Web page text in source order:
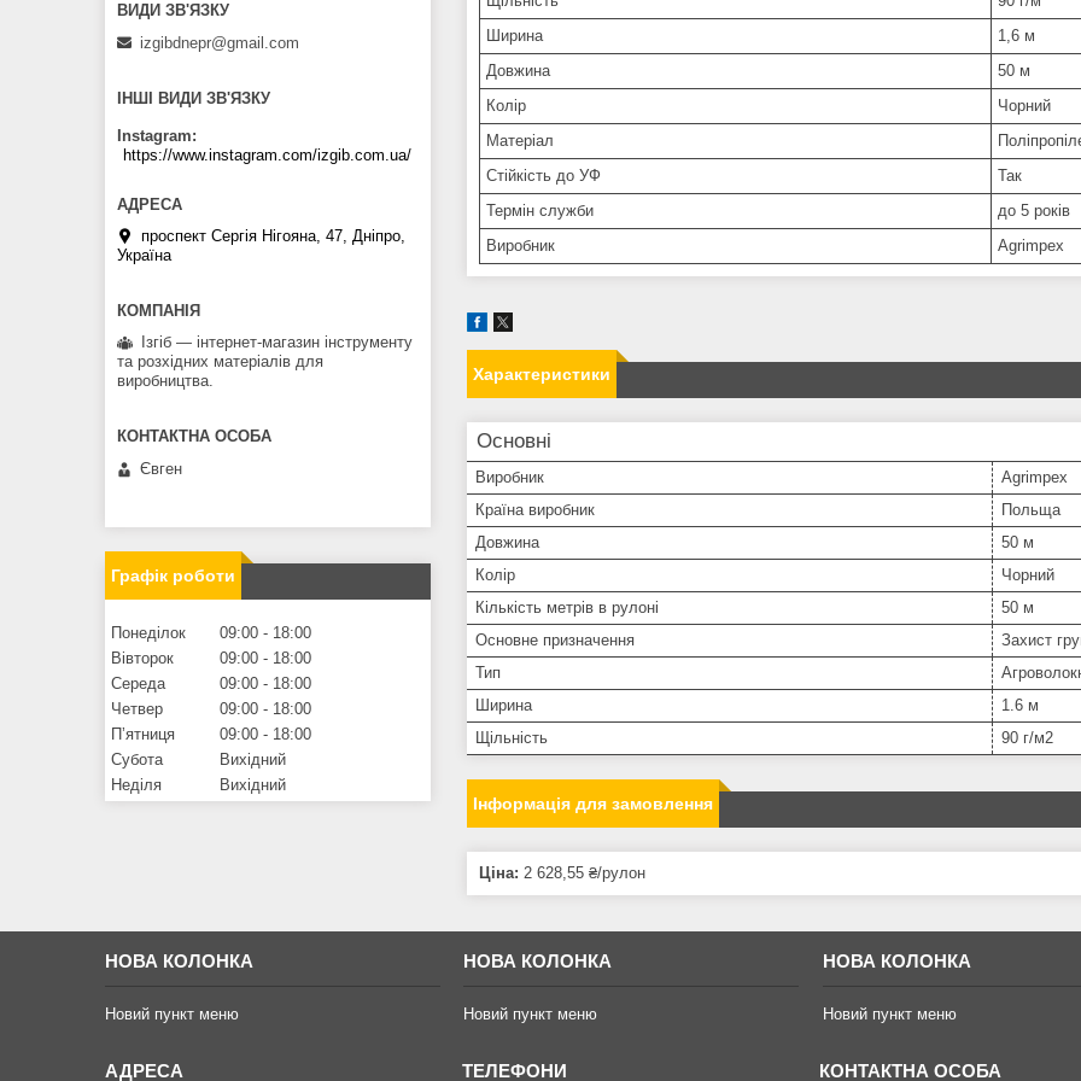
Ширина
1,6 м
Довжина
50 м
Колір
Чорний
Матеріал
Стійкість до УФ
Так
Термін служби
до 5 років
Виробник
Agrimpex
Характеристики
Основні
Виробник
Agrimpex
Країна виробник
Польща
Довжина
50 м
Колір
Чорний
Кількість метрів в рулоні
50 м
Основне призначення
Захист
Тип
Ширина
1.6 м
Щільність
90 г/м2
Інформація для замовлення
Ціна: 2 628,55 ₴/рулон
izgibdnepr@gmail.com
ІНШІ ВИДИ ЗВ'ЯЗКУ
Instagram
https://www.instagram.com/izgib.com.ua/
проспект Сергія Нігояна, 47, Дніпро,
Україна
Ізгіб — інтернет-магазин інструменту
та розхідних матеріалів для
виробництва.
Євген
Графік роботи
Понеділок 09:00
18:00
Вівторок
09:00
18:00
Середа
09:00
18:00
Четвер
09:00
18:00
Пʼятниця
09:00
18:00
Субота
Вихідний
Неділя
Вихідний
НОВА КОЛОНКА
Новий пункт меню
НОВА КОЛОНКА
Новий пункт меню
НОВА КОЛОНКА
Новий пункт меню